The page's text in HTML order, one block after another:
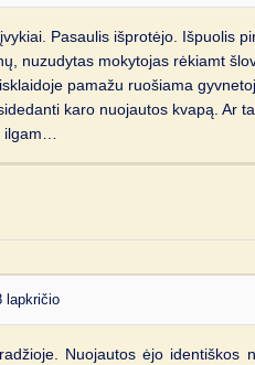
Pasaulis išprotėjo. Išpuolis
nuzudytas mokytojas rėkiamt
pamažu ruošiama
karo nuojautos kvapą. Ar
ilgam…
lapkričio
Nuojautos ėjo identiškos